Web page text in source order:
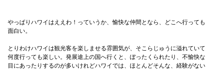
やっぱりハワイはええわ！っていうか、愉快な仲間となら、どこへ行っても
面白い。
とりわけハワイは観光客を楽しませる雰囲気が、そこらじゅうに溢れていて
何度行っても楽しい。発展途上の国へ行くと、ぼったくられたり、不愉快な
目にあったりするのが多いけれどハワイでは、ほとんどそんな、経験がない